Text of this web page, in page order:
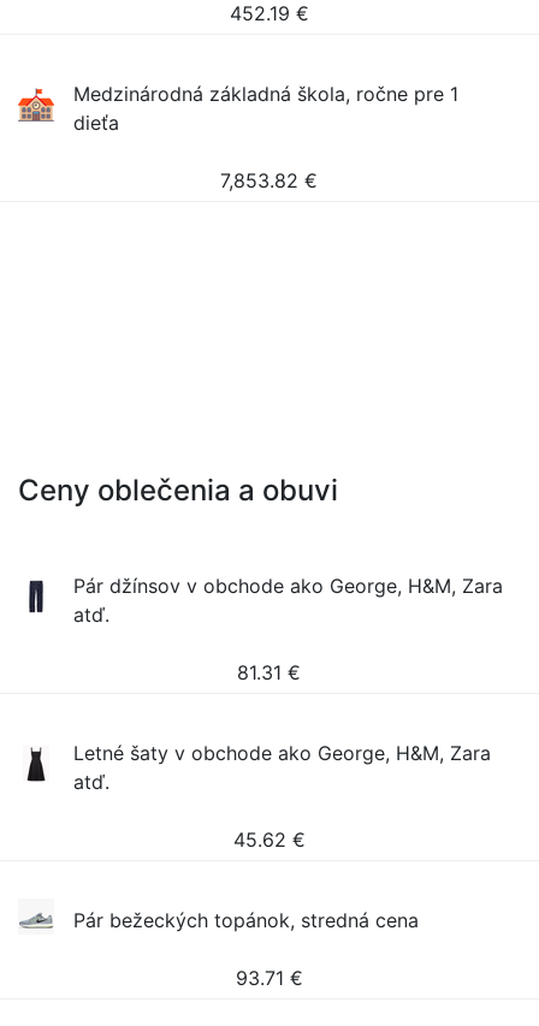
452.19 €
Medzinárodná základná škola, ročne pre 1
dieťa
7,853.82 €
Ceny oblečenia a obuvi
Pár džínsov v obchode ako George, H&M, Zara
atď.
81.31 €
Letné šaty v obchode ako George, H&M, Zara
atď.
45.62 €
Pár bežeckých topánok, stredná cena
93.71 €